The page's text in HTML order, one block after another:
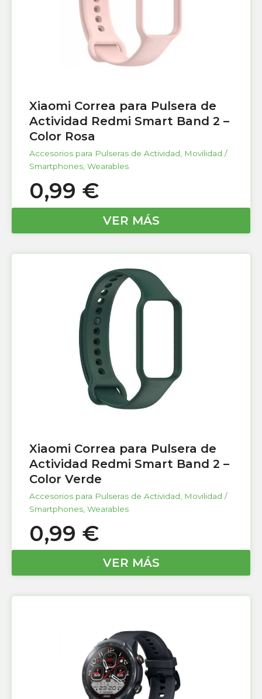
Xiaomi Correa para Pulsera de
Actividad Redmi Smart Band 2 –
Color Rosa
Accesorios para Pulseras de Actividad, Movilidad /
Smartphones, Wearables
0,99 €
VER MÁS
Xiaomi Correa para Pulsera de
Actividad Redmi Smart Band 2 –
Color Verde
Accesorios para Pulseras de Actividad
Movilidad /
Smartphones Wearables
0,99 €
VER MÁS